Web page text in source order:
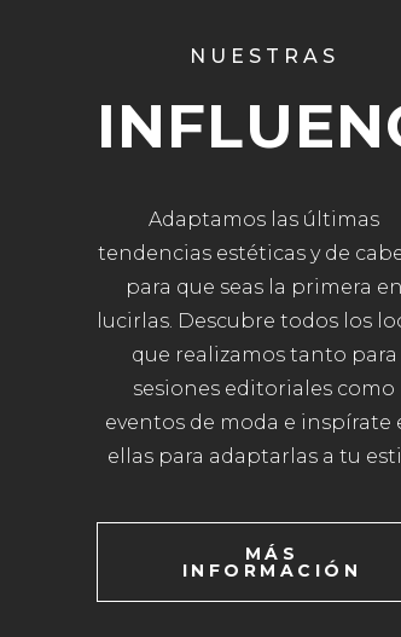
NUESTRAS
Adaptamos las últimas
tendencias estéticas y de
para que seas la primera en
lucirlas. Descubre todos los
que realizamos tanto para
sesiones editoriales como
eventos de moda e inspírate
ellas para adaptarlas a tu
MÁS
INFORMACIÓN